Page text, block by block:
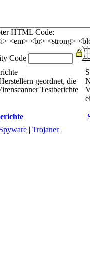
HTML Code:
<em> <br> <strong>
Code
geordnet, die
Testberichte
Spyware | Trojaner